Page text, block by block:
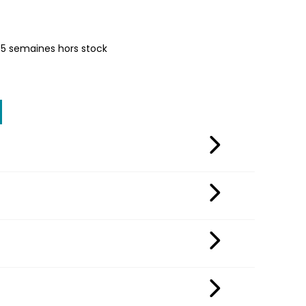
semaines hors stock
du son, assurant une qualité audio optimale même